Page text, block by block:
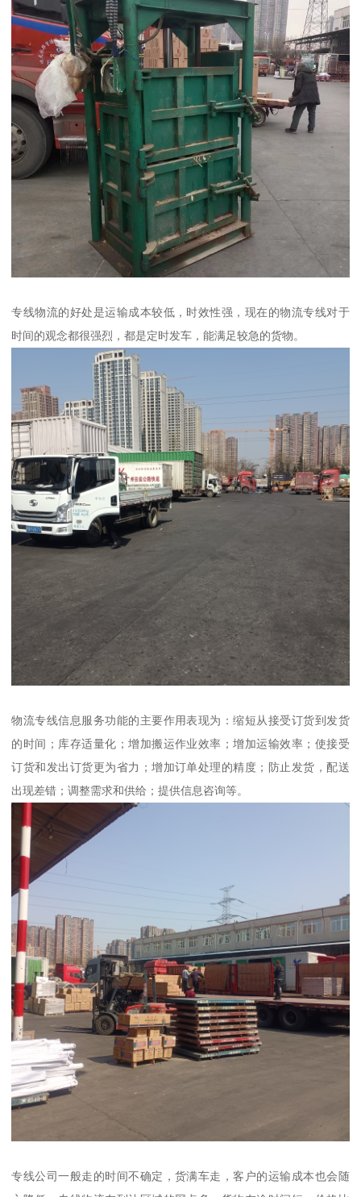
专线物流的好处是运输成本较低，时效性强，现在的物流专线对于
时间的观念都很强烈，都是定时发车，能满足较急的货物。
物流专线信息服务功能的主要作用表现为：缩短从接受订货到发货
的时间；库存适量化；增加搬运作业效率；增加运输效率；使接受
订货和发出订货更为省力；增加订单处理的精度；防止发货，配送
出现差错；调整需求和供给；提供信息咨询等。
专线公司一般走的时间不确定，货满车走，客户的运输成本也会随